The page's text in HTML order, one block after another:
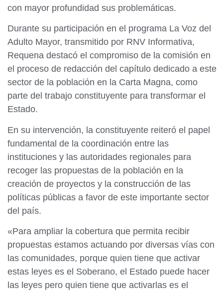
con mayor profundidad sus problemáticas.
Durante su participación en el programa La Voz del
Adulto Mayor, transmitido por RNV Informativa,
Requena destacó el compromiso de la comisión en
el proceso de redacción del capítulo dedicado a este
sector de la población en la Carta Magna, como
parte del trabajo constituyente para transformar el
Estado.
En su intervención, la constituyente reiteró el papel
fundamental de la coordinación entre las
instituciones y las autoridades regionales para
recoger las propuestas de la población en la
creación de proyectos y la construcción de las
políticas públicas a favor de este importante sector
del país.
«Para ampliar la cobertura que permita recibir
propuestas estamos actuando por diversas vías con
las comunidades, porque quien tiene que activar
estas leyes es el Soberano, el Estado puede hacer
las leyes pero quien tiene que activarlas es el